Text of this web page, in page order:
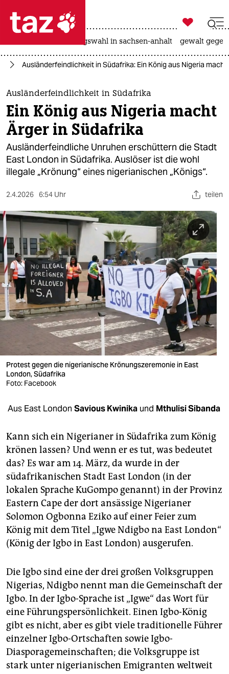
 taz zahl ich
taz zahl ich
themen
politik
öko
gesellschaft
sport
berlin
nord
wahrheit
verlag
verlag
veranstaltungen
shop
fragen & hilfe
genossenschaft
epaper login

taz zahl ich
landtagswahl in sachsen-anhalt gewalt
Ausländerfeindlichkeit in Südafrika: Ein König aus Nigeria
Ausländerfeindlichkeit in Südafrika
Ein König aus Nigeria macht
Ärger in Südafrika
Ausländerfeindliche Unruhen erschüttern die Stadt
East London in Südafrika. Auslöser ist die wohl
illegale „Krönung“ eines nigerianischen „Königs“.
2.4.2026 6:54 Uhr teilen
Protest gegen die nigerianische Krönungszeremonie in East
London, Südafrika
Foto: Facebook
Aus East London Savious Kwinika und Mthulisi Sibanda
Kann sich ein Nigerianer in Südafrika zum König
krönen lassen? Und wenn er es tut, was bedeutet
das? Es war am 14. März, da wurde in der
südafrikanischen Stadt East London (in der
lokalen Sprache KuGompo genannt) in der Provinz
Eastern Cape der dort ansässige Nigerianer
Solomon Ogbonna Eziko auf einer Feier zum
König mit dem Titel „Igwe Ndigbo na East London“
(König der Igbo in East London) ausgerufen.
Die Igbo sind eine der drei großen Volksgruppen
Nigerias, Ndigbo nennt man die Gemeinschaft der
Igbo. In der Igbo-Sprache ist „Igwe“ das Wort für
eine Führungspersönlichkeit. Einen Igbo-König
gibt es nicht, aber es gibt viele traditionelle Führer
einzelner Igbo-Ortschaften sowie Igbo-
Diasporagemeinschaften; die Volksgruppe ist
stark unter nigerianischen Emigranten weltweit